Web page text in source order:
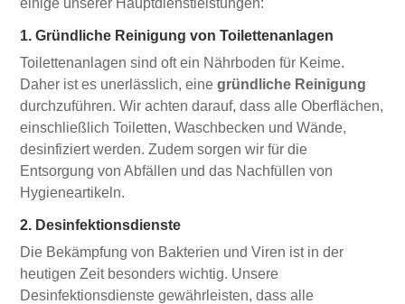
1. Gründliche Reinigung von Toilettenanlagen
Toilettenanlagen sind oft ein Nährboden für Keime.
Daher ist es unerlässlich, einegründliche Reinigung
durchzuführen. Wir achten darauf, dass alle Oberflächen,
einschließlich Toiletten, Waschbecken und Wände,
desinfiziert werden. Zudem sorgen wir für die
Entsorgung von Abfällen und das Nachfüllen von
Hygieneartikeln.
2. Desinfektionsdienste
Die Bekämpfung von Bakterien und Viren ist in der
heutigen Zeit besonders wichtig. Unsere
Desinfektionsdienste gewährleisten, dass alle